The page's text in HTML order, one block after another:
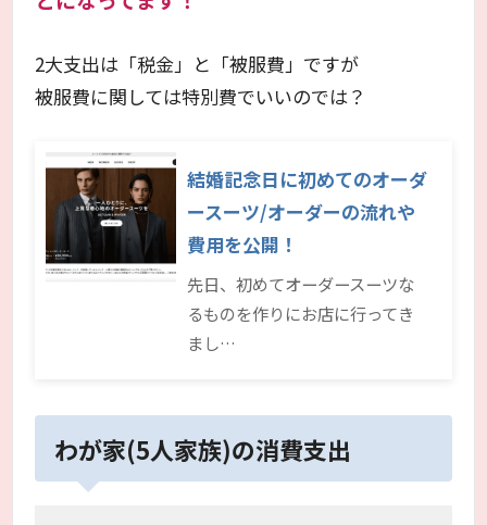
2大支出は「税金」と「被服費」ですが
被服費に関しては特別費でいいのでは？
結婚記念日に初めてのオーダ
ースーツ/オーダーの流れや
費用を公開！
先日、初めてオーダースーツな
るものを作りにお店に行ってき
まし…
わが家(5人家族)の消費支出